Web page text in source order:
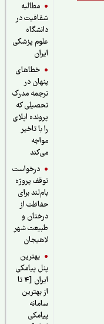
مطالبه
شفافیت در
دانشگاه
علوم پزشکی
خطاهای
پنهان در
ترجمه مدرک
تحصیلی که
پرونده اپلای
را با تاخیر
درخواست
توقف پروژه
بام‌لند برای
حفاظت از
درختان و
طبیعت شهر
لاهیجان
بهترین
پنل پیامکی
ایران [4 تا
از بهترین
سامانه
پیامکی